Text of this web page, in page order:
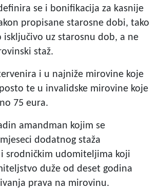
se i bonifikacija za kasnije
propisane starosne dobi, tako
isključivo uz starosnu dob, a ne
staž.
i u najniže mirovine koje
te u invalidske mirovine koje
75 eura.
amandman kojim se
dodatnog staža
srodničkim udomiteljima koji
duže od deset godina
prava na mirovinu.